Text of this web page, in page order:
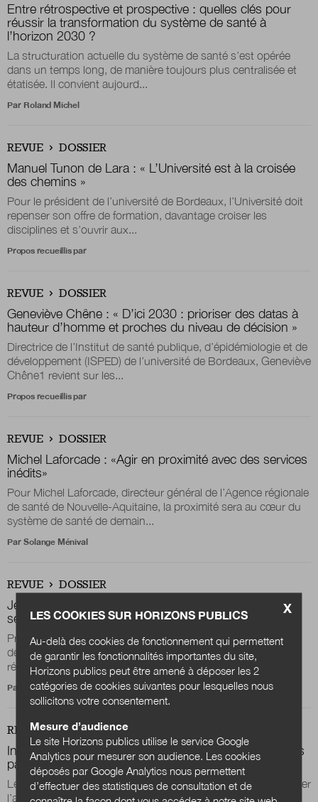
Entre rétrospective et prospective : quelles clés pour
réussir la transformation du système de santé à
l’horizon 2030 ?
La structuration actuelle du système de santé s’est opérée
dans un temps long, de manière toujours plus centralisée et
étatisée. Il convient aujourd...
Par Roland Michel
REVUE DOSSIER
Manuel Tunon de Lara : « L’Université est à la croisée
des chemins »
Pour le président de l’université de Bordeaux, l’Université doit
repenser son offre de formation, davantage croiser les
disciplines et s’ouvrir aux...
Propos recueillis par
REVUE DOSSIER
Geneviève Chêne : « D’ici 2030 : prioriser des datas à
hauteur d’homme et proches du niveau de décision »
Directrice de l’Institut de santé publique, d’épidémiologie et de
développement (ISPED) de l’université de Bordeaux, Geneviève
Chêne1 revient sur les...
Propos recueillis par
REVUE DOSSIER
Michel Laforcade : «Agir en proximité avec des services
inédits»
Pour Michel Laforcade, directeur général de l’Agence régionale
de santé de Nouvelle-Aquitaine, la proximité sera au cœur du
système de santé de demain...
Par Solange Ménival
REVUE DOSSIER
Jean-Luc Gleyze : « En gironde, la santé en 2030, ce
sera d’abord un parcours de vie inclusif »
Président du département de la Gironde et conseiller
départemental du Sud Gironde, Jean-Luc Gleyze invite à
réfléchir sur le parcours de vie et à...
Par Solange Ménival
REVUE DOSSIER
Infirmier·es : des organisations de proximité repensées
par les professionnels
Les infirmier·es en 2030 seront en première ligne pour favoriser
l’accès direct aux premiers soins avec une majorité de
X
LES COOKIES SUR HORIZONS PUBLICS
Au-delà des cookies de fonctionnement qui permettent
de garantir les fonctionnalités importantes du site,
Horizons publics peut être amené à déposer les 2
catégories de cookies suivantes pour lesquelles nous
sollicitons votre consentement.
Mesure d’audience
Le site Horizons publics utilise le service Google
Analytics pour mesurer son audience. Les cookies
déposés par Google Analytics nous permettent
d’effectuer des statistiques de consultation et de